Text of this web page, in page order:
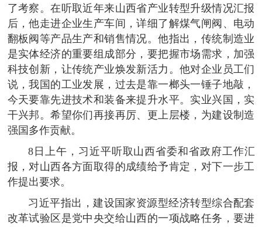
了考察。在听取近年来山西省产业转型升级情况汇报
后，他走进企业生产车间，详细了解煤气闸阀、电动
翻板阀等产品生产和销售情况。他指出，传统制造业
是实体经济的重要组成部分，要把握市场需求，加强
科技创新，让传统产业焕发新活力。他对企业员工们
说，我国的工业发展，过去是靠一榔头一锤子地敲，
今天要靠先进技术和装备来提升水平。实业兴国，实
干兴邦。希望你们再接再厉、更上层楼，为建设制造
强国多作贡献。
8日上午，习近平听取山西省委和省政府工作汇
报，对山西各方面取得的成绩给予肯定，对下一步工
作提出要求。
习近平指出，建设国家资源型经济转型综合配套
改革试验区是党中央交给山西的一项战略任务，要进